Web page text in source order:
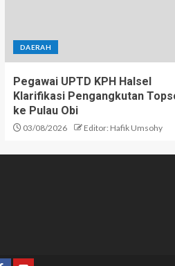
DAERAH
Pegawai UPTD KPH Halsel
Klarifikasi Pengangkutan
ke Pulau Obi
03/08/2026 Editor: Hafik Umsohy